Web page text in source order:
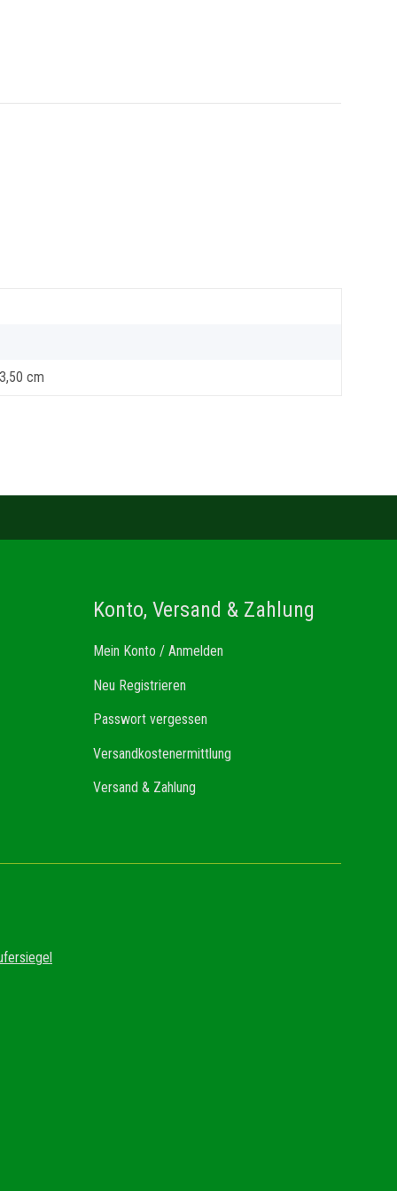
cm
Konto, Versand & Zahlung
Mein Konto / Anmelden
Neu Registrieren
Passwort vergessen
Versandkostenermittlung
Versand & Zahlung